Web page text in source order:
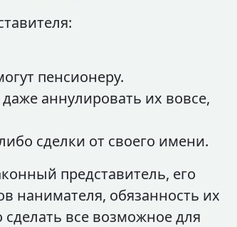
пенсионеру.
аннулировать их вовсе,
сделки от своего имени.
представитель, его
нанимателя, обязанность их
все возможное для